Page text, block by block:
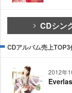
CDシン
CDアルバム売上TOP3
2012年